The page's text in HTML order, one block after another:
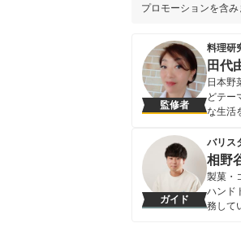
プロモーションを含み
監修者
料理研
田代
日本野
どテー
な生活
売新聞
田
ガイド
バリス
相野
製菓・
ハンド
務して